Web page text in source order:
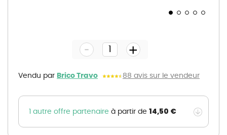
gallery
Vendu par Brico Travo 88 avis sur le vendeur
- +
1 autre offre partenaire à partir de 14,50 €